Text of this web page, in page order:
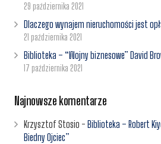
29 października 2021
Dlaczego wynajem nieruchomości jest
21 października 2021
Biblioteka – “Wojny biznesowe” David
17 października 2021
Najnowsze komentarze
Krzysztof Stosio - Biblioteka – Robert
Biedny Ojciec”